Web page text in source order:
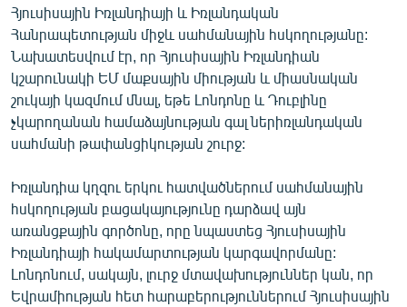
Հյուսիսային Իռլանդիայի և Իռլանդական
Հանրապետության միջև սահմանային հսկողությանը:
Նախատեսվում էր, որ Հյուսիսային Իռլանդիան
կշարունակի ԵՄ մաքսային միության և միասնական
շուկայի կազմում մնալ, եթե Լոնդոնը և Դուբլինը
չկարողանան համաձայնության գալ ներիռլանդական
սահմանի թափանցիկության շուրջ:
Իռլանդիա կղզու երկու հատվածներում սահմանային
հսկողության բացակայությունը դարձավ այն
առանցքային գործոնը, որը նպաստեց Հյուսիսային
Իռլանդիայի հակամարտության կարգավորմանը:
Լոնդոնում, սակայն, լուրջ մտավախություններ կան, որ
Եվրամիության հետ հարաբերություններում Հյուսիսային